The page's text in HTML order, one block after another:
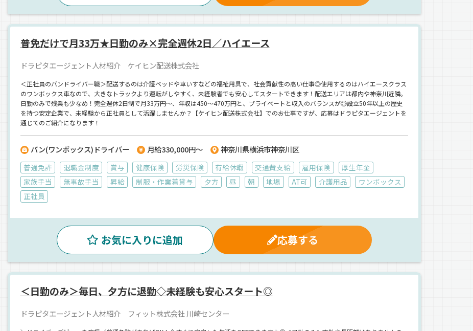
普免だけで月33万★日勤のみ×完全週休2日／ハイエース
ドラピタエージェント人材紹介 ケイヒン配送株式会社
＜正社員のバンドライバー職＞配送するのは介護ベッドや車いすなどの福祉用具で、社会貢献性の高い仕事◎使用するのはハイエースクラス
のワンボックス車なので、大きなトラックより運転がしやすく、未経験者でも安心してスタートできます！配送エリアは都内や神奈川近隣。
日勤のみで残業も少なめ！完全週休2日制で月33万円〜、年収は450〜470万円と、プライベートと収入のバランスが◎設立50年以上の歴史
を持つ安定企業で、未経験から正社員として活躍しませんか？【ケイヒン配送株式会社】でのお仕事ですが、応募はドラピタエージェントを
通じてのご紹介になります！
バン(ワンボックス)ドライバー 月給330,000円～ 神奈川県横浜市神奈川区
普通免許 退職金制度 賞与 健康保険 労災保険 有給休暇 交通費支給 雇用保険
厚生年金
家族手当
無事故手当 昇給 制服・作業着貸与 夕方 昼 朝 地場 AT可 介護用品
ワンボックス
正社員
お気に入りに追加 応募する
＜日勤のみ＞毎日、夕方に退勤◇未経験も安心スタート◎
ドラピタエージェント人材紹介 フィット株式会社 川崎センター